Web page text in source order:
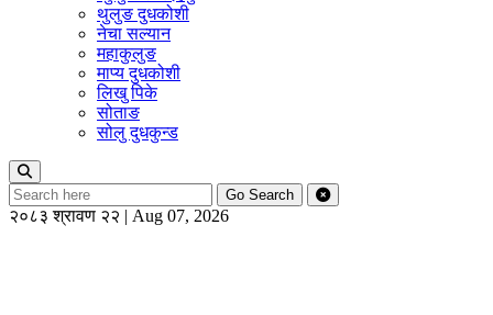
थुलुङ दुधकोशी
नेचा सल्यान
महाकुलुङ
माप्य दुधकोशी
लिखु पिके
सोताङ
सोलु दुधकुन्ड
Go Search
२०८३ श्रावण २२ | Aug 07, 2026